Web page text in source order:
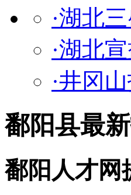
·湖北
·湖北
·井冈
鄱阳县最
鄱阳人才网